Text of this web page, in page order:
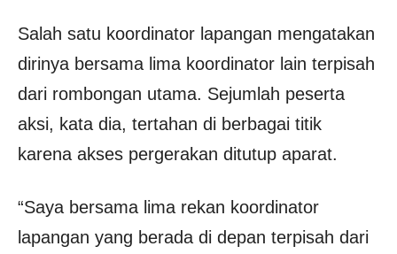
Salah satu koordinator lapangan mengatakan
dirinya bersama lima koordinator lain terpisah
dari rombongan utama. Sejumlah peserta
aksi, kata dia, tertahan di berbagai titik
karena akses pergerakan ditutup aparat.
“Saya bersama lima rekan koordinator
lapangan yang berada di depan terpisah dari